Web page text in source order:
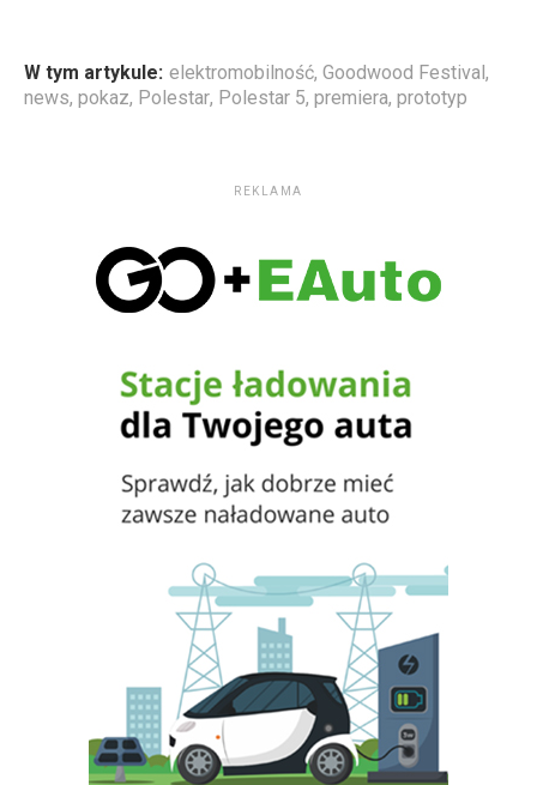
W tym artykule: elektromobilność, Goodwood Festival ,
news, pokaz, Polestar, Polestar 5, premiera, prototyp
REKLAMA